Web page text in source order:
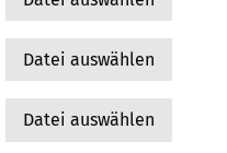
Datei auswählen
Datei auswählen